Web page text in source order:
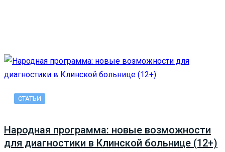
СТАТЬИ
Народная программа: новые возможности
для диагностики в Клинской больнице (12+)